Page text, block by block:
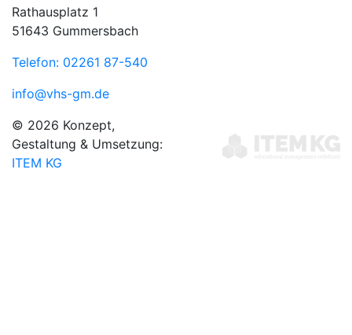
Rathausplatz 1
51643 Gummersbach
Telefon: 02261 87-540
info@vhs-gm.de
© 2026 Konzept,
Gestaltung & Umsetzung:
ITEM KG